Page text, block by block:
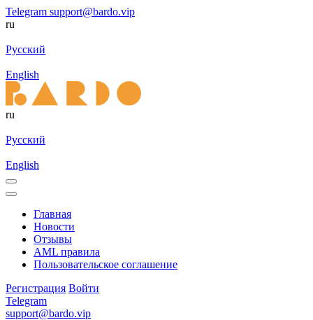
Telegram support@bardo.vip
ru
Русский
English
ru
Русский
English
Главная
Новости
Отзывы
AML правила
Пользовательское соглашение
Регистрация Войти
Telegram
support@bardo.vip